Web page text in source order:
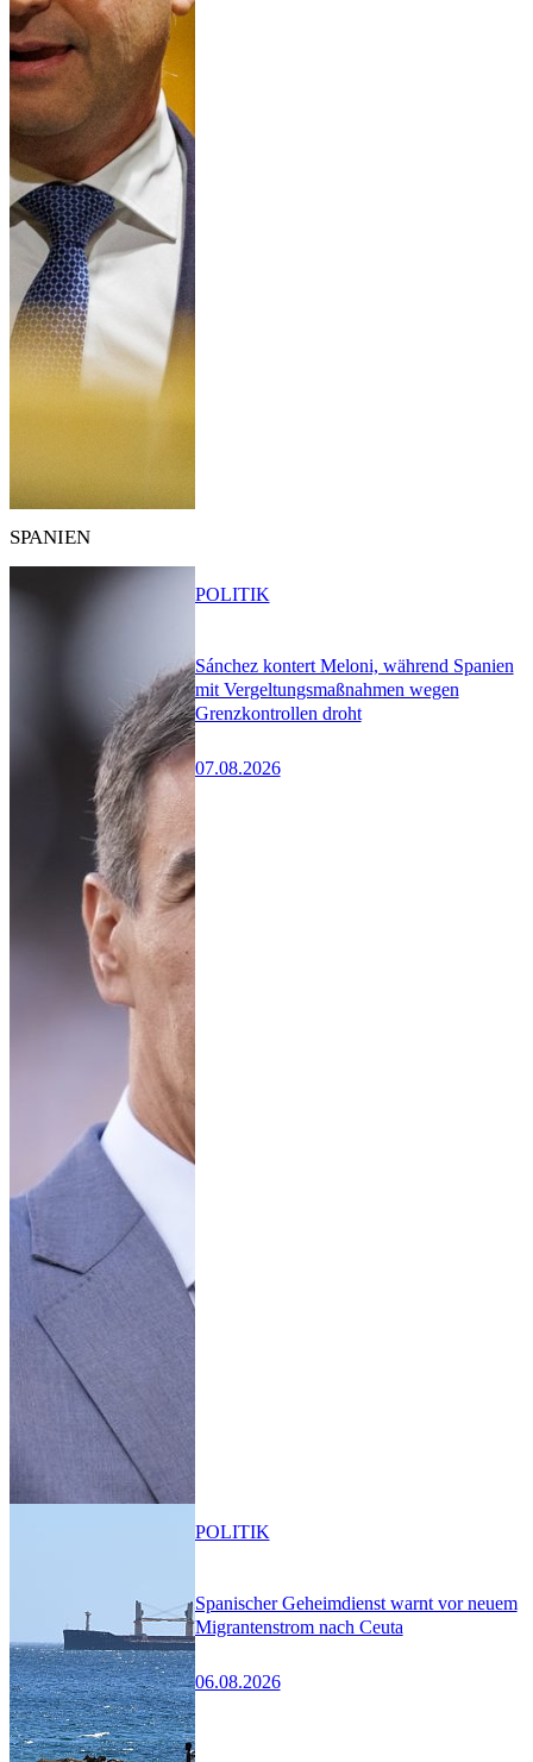
SPANIEN
Sánchez kontert Meloni, während Spanien
mit Vergeltungsmaßnahmen wegen
Grenzkontrollen droht
07.08.2026
POLITIK
Spanischer Geheimdienst warnt vor neuem
Migrantenstrom nach Ceuta
06.08.2026
POLITIK